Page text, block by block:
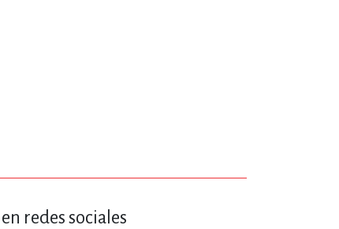
redes sociales